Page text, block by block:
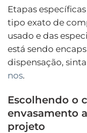
Etapas
tipo exato de
usado e das
está sendo
dispensação,
nos.
Escolhendo o
envasamento
projeto